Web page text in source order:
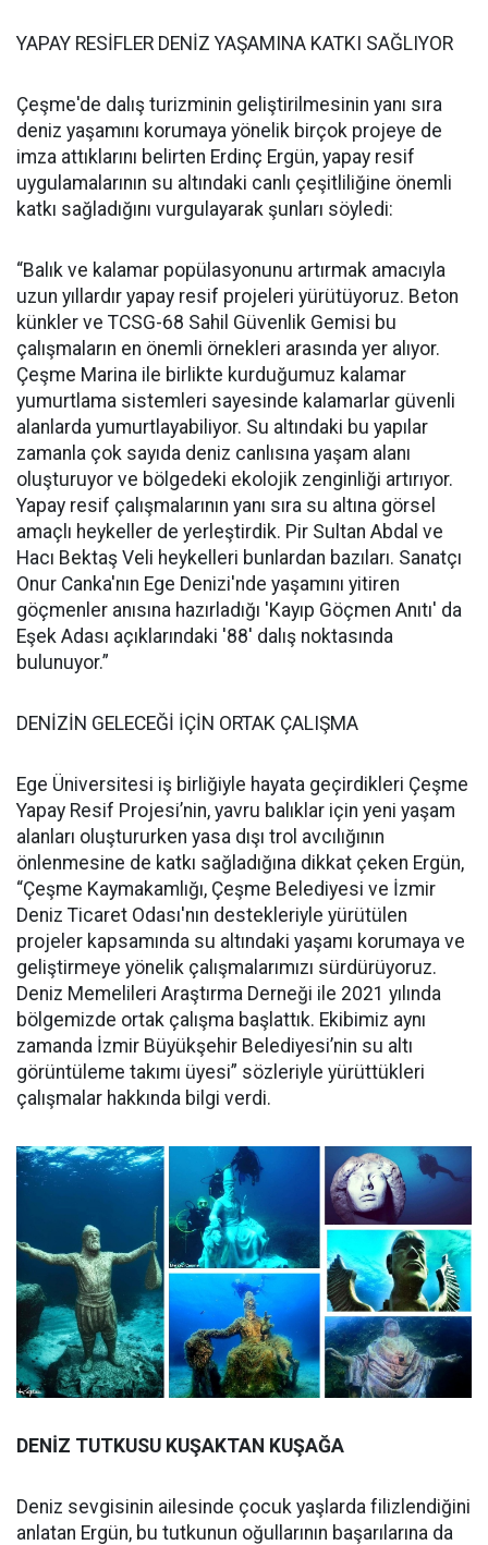
YAPAY RESİFLER DENİZ YAŞAMINA KATKI SAĞLIYOR
Çeşme'de dalış turizminin geliştirilmesinin yanı sıra
deniz yaşamını korumaya yönelik birçok projeye de
imza attıklarını belirten Erdinç Ergün, yapay resif
uygulamalarının su altındaki canlı çeşitliliğine önemli
katkı sağladığını vurgulayarak şunları söyledi:
“Balık ve kalamar popülasyonunu artırmak amacıyla
uzun yıllardır yapay resif projeleri yürütüyoruz. Beton
künkler ve TCSG-68 Sahil Güvenlik Gemisi bu
çalışmaların en önemli örnekleri arasında yer alıyor.
Çeşme Marina ile birlikte kurduğumuz kalamar
yumurtlama sistemleri sayesinde kalamarlar güvenli
alanlarda yumurtlayabiliyor. Su altındaki bu yapılar
zamanla çok sayıda deniz canlısına yaşam alanı
oluşturuyor ve bölgedeki ekolojik zenginliği artırıyor.
Yapay resif çalışmalarının yanı sıra su altına görsel
amaçlı heykeller de yerleştirdik. Pir Sultan Abdal ve
Hacı Bektaş Veli heykelleri bunlardan bazıları. Sanatçı
Onur Canka'nın Ege Denizi'nde yaşamını yitiren
göçmenler anısına hazırladığı 'Kayıp Göçmen Anıtı' da
Eşek Adası açıklarındaki '88' dalış noktasında
bulunuyor.”
DENİZİN GELECEĞİ İÇİN ORTAK ÇALIŞMA
Ege Üniversitesi iş birliğiyle hayata geçirdikleri Çeşme
Yapay Resif Projesi’nin, yavru balıklar için yeni yaşam
alanları oluştururken yasa dışı trol avcılığının
önlenmesine de katkı sağladığına dikkat çeken Ergün,
“Çeşme Kaymakamlığı, Çeşme Belediyesi ve İzmir
Deniz Ticaret Odası'nın destekleriyle yürütülen
projeler kapsamında su altındaki yaşamı korumaya ve
geliştirmeye yönelik çalışmalarımızı sürdürüyoruz.
Deniz Memelileri Araştırma Derneği ile 2021 yılında
bölgemizde ortak çalışma başlattık. Ekibimiz aynı
zamanda İzmir Büyükşehir Belediyesi’nin su altı
görüntüleme takımı üyesi” sözleriyle yürüttükleri
çalışmalar hakkında bilgi verdi.
DENİZ TUTKUSU KUŞAKTAN KUŞAĞA
Deniz sevgisinin ailesinde çocuk yaşlarda filizlendiğini
anlatan Ergün, bu tutkunun oğullarının başarılarına da